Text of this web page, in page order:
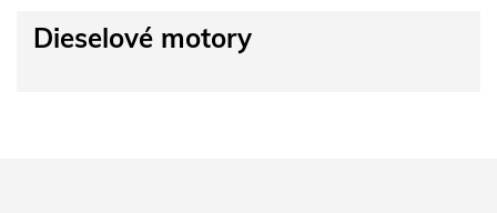
Dieselové motory